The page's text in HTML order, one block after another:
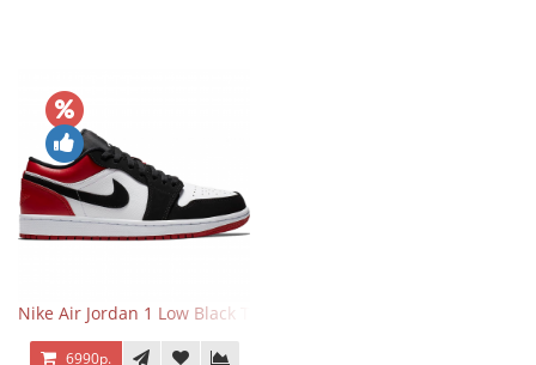
Nike Air Jordan 1 Low Black Toe
6990р.